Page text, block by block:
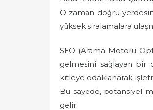
e
O zaman doğru
yüksek sıralamalara
SEO (Arama Motoru
gelmesini sağlayan bir
kitleye odaklanarak
Bu sayede, potansiyel
gelir.